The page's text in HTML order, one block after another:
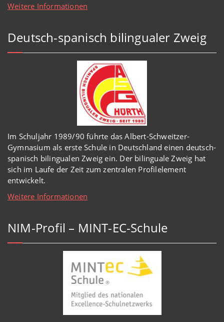
Weitere Informationen
Deutsch-spanisch bilingualer Zweig
Im Schuljahr 1989/90 führte das Albert-Schweitzer-
Gymnasium als erste Schule in Deutschland einen deutsch-
spanisch bilingualen Zweig ein. Der bilinguale Zweig hat
sich im Laufe der Zeit zum zentralen Profilelement
entwickelt.
Weitere Informationen
NIM-Profil – MINT-EC-Schule